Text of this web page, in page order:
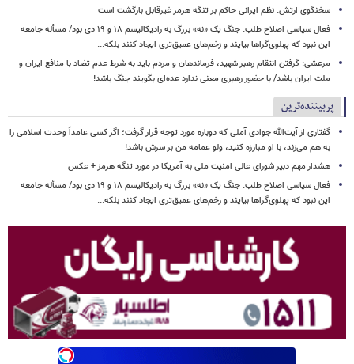
سخنگوی ارتش: نظم ایرانی حاکم بر تنگه هرمز غیرقابل بازگشت است
فعال سیاسی اصلاح طلب: جنگ یک «نه» بزرگ به رادیکالیسم ۱۸ و ۱۹ دی بود/ مسأله جامعه
این نبود که پهلوی‌گراها بیایند و زخم‌های عمیق‌تری ایجاد کنند بلکه...
مرعشی: گرفتن انتقام رهبر شهید، فرماندهان و مردم باید به شرط عدم تضاد با منافع ایران و
ملت ایران باشد/ با حضور رهبری معنی ندارد عده‌ای بگویند جنگ باشد!
پربیننده‌ترین
گفتاری از آیت‌الله جوادی آملی که دوباره مورد توجه قرار گرفت؛ اگر کسی عامداً وحدت اسلامی را
به هم می‌زند، با او مبارزه کنید، ولو عمامه من بر سرش باشد!
هشدار مهم دبیر شورای عالی امنیت ملی به آمریکا در مورد تنگه هرمز + عکس
فعال سیاسی اصلاح طلب: جنگ یک «نه» بزرگ به رادیکالیسم ۱۸ و ۱۹ دی بود/ مسأله جامعه
این نبود که پهلوی‌گراها بیایند و زخم‌های عمیق‌تری ایجاد کنند بلکه...